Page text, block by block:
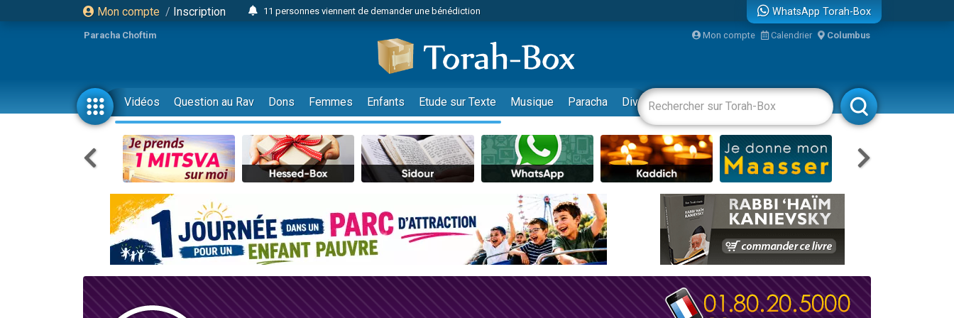
Mon compte / Inscription
11 personnes viennent de demander une bénédiction
Il reste 49 places pour étudier en groupe sur Zoom
2 personnes viennent de nous rejoindre sur WhatsApp
29 personnes viennent de demander une bénédiction
Il reste 49 places pour étudier en groupe sur Zoom
2 personnes viennent de nous rejoindre sur WhatsApp
6 personnes viennent de nous rejoindre sur WhatsApp
4 personnes viennent de faire un don pour Reloger Rivka, 6 enfants, victime de violences...
2 personnes viennent de faire un don pour 1 Journée de Vacances Pour les Enfants
17 personnes viennent de demander une bénédiction
4 personnes viennent de nous rejoindre sur WhatsApp
Il reste 49 places pour étudier en groupe sur Zoom
Eva vient de donner son Maasser
4 personnes viennent de nous rejoindre sur WhatsApp
WhatsApp Torah-Box
Paracha Choftim Mon compte Calendrier Columbus
Vidéos Question au Rav Dons Femmes Enfants Etude sur Texte Musique Paracha Divertissements Livres Rabbanim